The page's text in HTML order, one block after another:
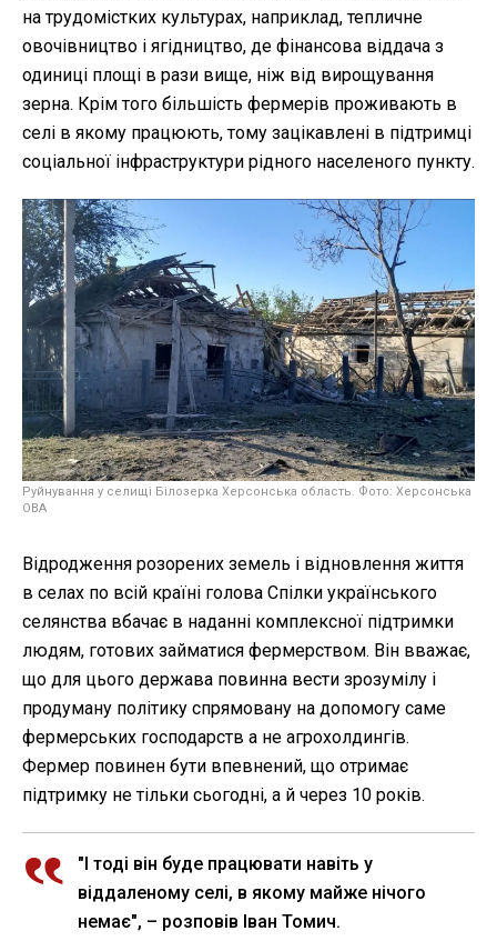
на трудомістких культурах, наприклад, тепличне
овочівництво і ягідництво, де фінансова віддача з
одиниці площі в рази вище, ніж від вирощування
зерна. Крім того більшість фермерів проживають в
селі в якому працюють, тому зацікавлені в підтримці
соціальної інфраструктури рідного населеного пункту.
Руйнування у селищі Білозерка Херсонська область. Фото: Херсонська
ОВА
Відродження розорених земель і відновлення життя
в селах по всій країні голова Спілки українського
селянства вбачає в наданні комплексної підтримки
людям, готових займатися фермерством. Він вважає,
що для цього держава повинна вести зрозумілу і
продуману політику спрямовану на допомогу саме
фермерських господарств а не агрохолдингів.
Фермер повинен бути впевнений, що отримає
підтримку не тільки сьогодні, а й через 10 років.
"І тоді він буде працювати навіть у
віддаленому селі, в якому майже нічого
немає", – розповів Іван Томич.